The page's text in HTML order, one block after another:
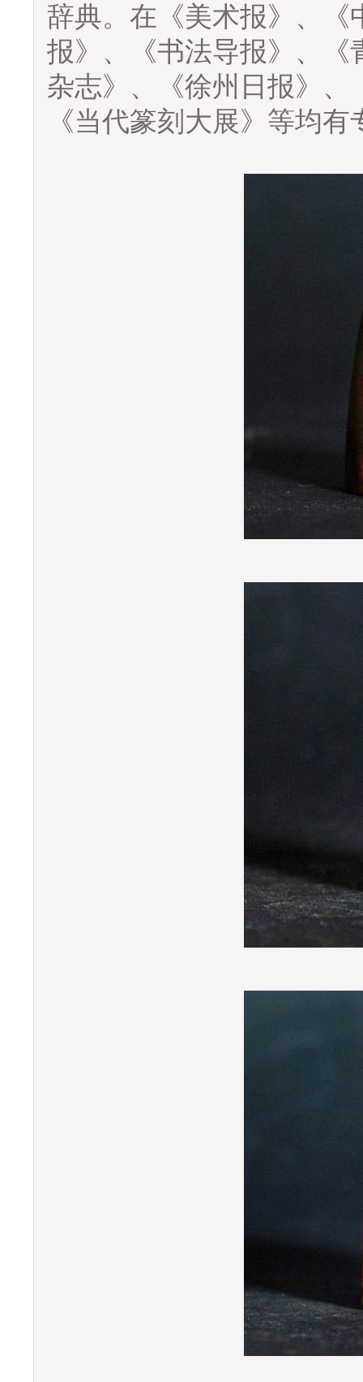
辞典。在《美术报》、《
报》、《书法导报》、《
杂志》、《徐州日报》
《当代篆刻大展》等均